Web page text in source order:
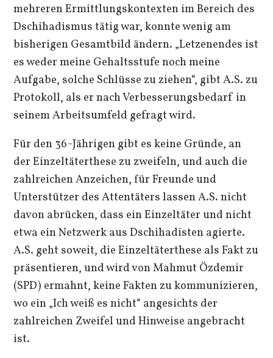
mehreren Ermittlungskontexten im Bereich des
Dschihadismus tätig war, konnte wenig am
bisherigen Gesamtbild ändern. „Letzenendes ist
es weder meine Gehaltsstufe noch meine
Aufgabe, solche Schlüsse zu ziehen“, gibt A.S. zu
Protokoll, als er nach Verbesserungsbedarf in
seinem Arbeitsumfeld gefragt wird.
Für den 36-Jährigen gibt es keine Gründe, an
der Einzeltäterthese zu zweifeln, und auch die
zahlreichen Anzeichen, für Freunde und
Unterstützer des Attentäters lassen A.S. nicht
davon abrücken, dass ein Einzeltäter und nicht
etwa ein Netzwerk aus Dschihadisten agierte.
A.S. geht soweit, die Einzeltäterthese als Fakt zu
präsentieren, und wird von Mahmut Özdemir
(SPD) ermahnt, keine Fakten zu kommunizieren,
wo ein „Ich weiß es nicht“ angesichts der
zahlreichen Zweifel und Hinweise angebracht
ist.